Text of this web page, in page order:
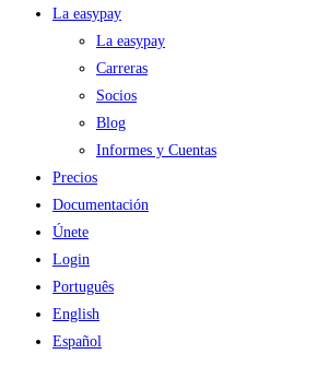
La easypay
La easypay
Carreras
Socios
Blog
Informes y Cuentas
Precios
Documentación
Únete
Login
Português
English
Español